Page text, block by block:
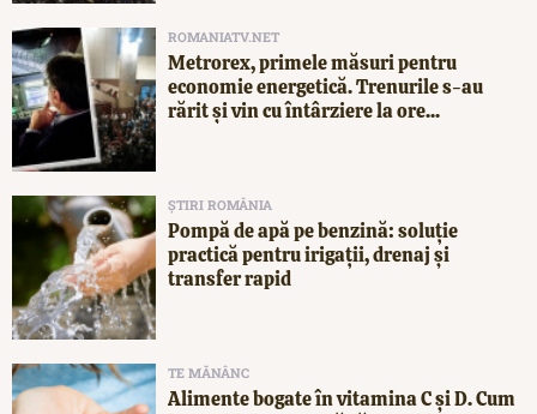
ROMANIATV.NET
Metrorex, primele măsuri pentru
economie energetică. Trenurile s-au
rărit și vin cu întârziere la ore...
ȘTIRI ROMÂNIA
Pompă de apă pe benzină: soluție
practică pentru irigații, drenaj și
transfer rapid
TE MĂNÂNC
Alimente bogate în vitamina C și D. Cum